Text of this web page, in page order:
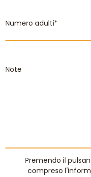
Numero adulti*
Note
Premendo il
compreso